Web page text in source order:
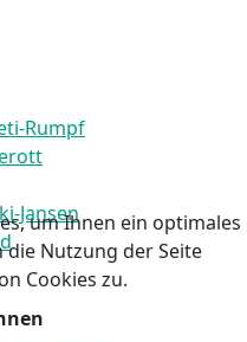
Rumpf
Jansen
um Ihnen ein optimales
Nutzung der Seite
Cookies zu.